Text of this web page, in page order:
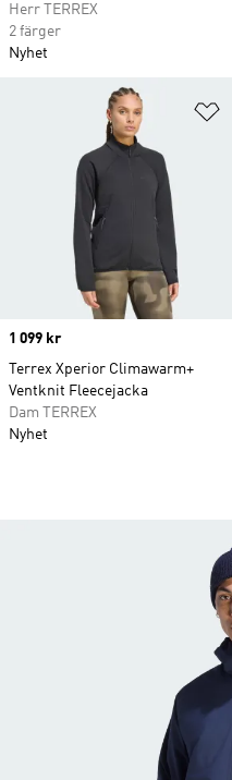
Herr TERREX
2 färger
Nyhet
Price
1 099 kr
Terrex Xperior Climawarm+
Ventknit Fleecejacka
Dam TERREX
Nyhet